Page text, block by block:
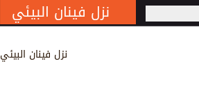
نزل فينان البيئي
نزل فينان البيئي